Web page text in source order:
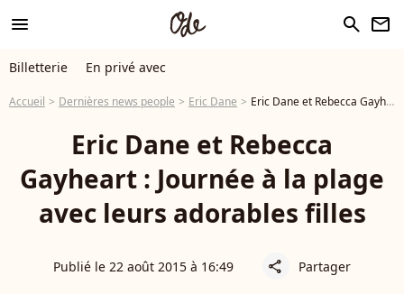
menu search newsletter
Billetterie En privé avec
Accueil Dernières news people Eric Dane Eric Dane et Rebecca Gayheart : Journée à la plage avec leurs adorables filles
Eric Dane et Rebecca
Gayheart : Journée à la plage
avec leurs adorables filles
Publié le 22 août 2015 à 16:49 share Partager